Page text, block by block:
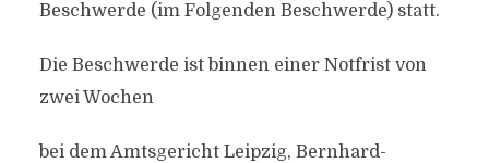
Beschwerde (im Folgenden Beschwerde) statt.
Die Beschwerde ist binnen einer Notfrist von
zwei Wochen
bei dem Amtsgericht Leipzig, Bernhard-